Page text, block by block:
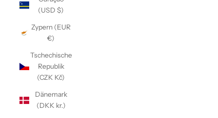
(USD $)
Zypern (EUR
€)
Tschechische
Republik
(CZK Kč)
Dänemark
(DKK kr.)